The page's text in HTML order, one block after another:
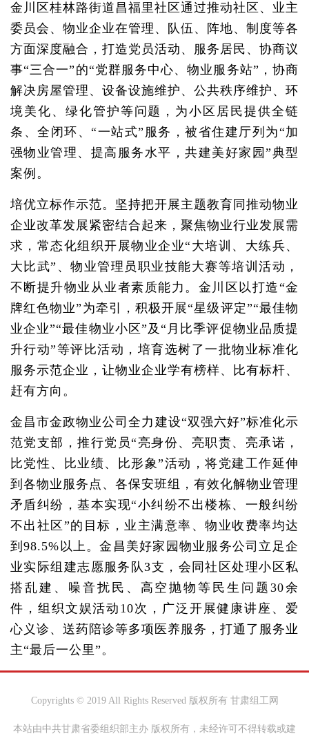
金川区桂林路街道昌福里社区通过推动社区、业主
委员会、物业企业在管理、队伍、阵地、制度等各
方面深度融合，打造党员活动、服务居民、协商议
事“三合一”的“党群服务中心、物业服务站”，协商
解决房屋管理、设备设施维护、公共秩序维护、环
境美化、绿化管护等问题，为小区居民提供全链
条、全闭环、“一站式”服务，被省住建厅列为“加
强物业管理、提高服务水平，共建美好家园”典型
案例。
培优立标作示范。坚持把开展主题教育同推动物业
企业改革发展紧密结合起来，聚焦物业行业发展需
求，常态化组织开展物业企业“大培训、大练兵、
大比武”、物业管理员职业技能大赛等培训活动，
不断提升物业从业者素质能力。金川区以打造“金
牌红色物业”为牵引，积极开展“星级评定”“最佳物
业企业”“最佳物业小区”及“月比季评促物业品质提
升行动”等评比活动，培育选树了一批物业标准化
服务示范企业，让物业企业学有榜样、比有标杆、
赶有方向。
金昌市金政物业公司全力建设“双强六好”标准化示
范党支部，推行党员“亮身份、亮职责、亮承诺，
比党性、比业绩、比形象”活动，将党建工作延伸
到各物业服务点、各保安班组，有效化解物业管理
矛盾纠纷，基本实现“小纠纷不出楼栋、一般纠纷
不出社区”的目标，业主满意率、物业收费率均达
到98.5%以上。金昌美好家园物业服务公司立足企
业实际组建志愿服务队3支，会同社区处理小区私
搭乱建、噪音扰民、高空抛物等民生问题30余
件，组织文娱活动10次，广泛开展健康讲座、爱
心义诊、送药陪诊等多项医养服务，打通了服务业
主“最后一公里”。
Copyrights © 2019 All Rights Reserved 版权所有 甘肃组工网
本站由中共甘肃省委组织部主办 版权所有，未经许可不得转载或建